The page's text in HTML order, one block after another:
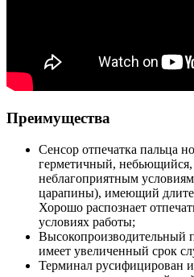
Преимущества
Сенсор отпечатка пальца
герметичный,
неблагоприятным
царапины), имеющий
Хорошо распознает
условиях работы;
имеет увеличенный срок
Терминал русифицирован